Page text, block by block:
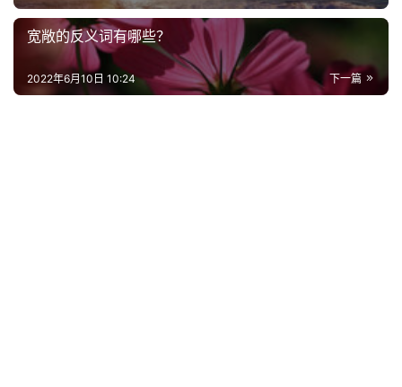
络
热宽敞的反义词有哪些？
下一篇
2022年6月10日 10:24